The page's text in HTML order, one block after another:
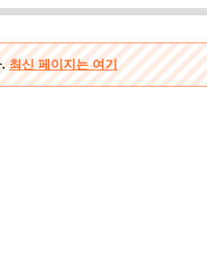
.최신 페이지는 여기